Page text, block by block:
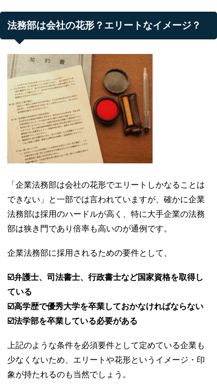
法務部は会社の花形？エリートなイメージ？
「企業法務部は会社の花形でエリートしかなることは
できない」と一部では言われていますが、確かに企業
法務部は採用のハードルが高く、特に大手企業の法務
部は狭き門であり倍率も高いのが通例です。
企業法務部に採用されるための要件として、
☑️弁護士、司法書士、行政書士など国家資格を取得し
ている
☑️高学歴で優秀大学を卒業しておかなければならない
☑️法学部を卒業している必要がある
上記のような条件を必須要件として定めている企業も
少なくないため、エリートや花形というイメージ・印
象が持たれるのも当然でしょう。